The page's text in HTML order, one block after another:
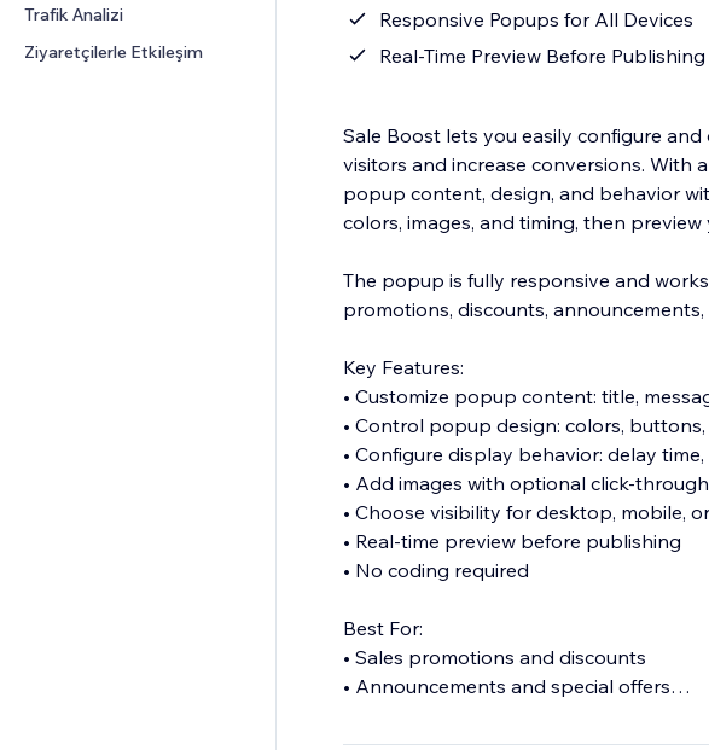
Trafik Analizi
Ziyaretçilerle Etkileşim
Responsive Popups for All Devices
Real-Time Preview Before Publishing
Sale Boost lets you easily configure
visitors and increase conversions. With
popup content, design, and behavior
colors, images, and timing, then
The popup is fully responsive and
promotions, discounts,
Key Features:
• Customize popup content: title,
• Control popup design: colors,
• Configure display behavior: delay
• Add images with optional click-
• Choose visibility for desktop, mobile,
• Real-time preview before publishing
• No coding required
Best For:
• Sales promotions and discounts
• Announcements and special offers